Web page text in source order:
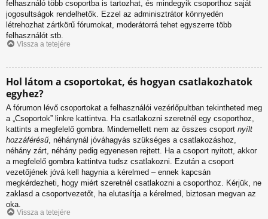
felhasználó több csoportba is tartozhat, és mindegyik csoporthoz saját
jogosultságok rendelhetők. Ezzel az adminisztrátor könnyedén
létrehozhat zártkörű fórumokat, moderátorrá tehet egyszerre több
felhasználót stb.
Vissza a tetejére
Hol látom a csoportokat, és hogyan csatlakozhatok
egyhez?
A fórumon lévő csoportokat a felhasználói vezérlőpultban tekintheted meg
a „Csoportok” linkre kattintva. Ha csatlakozni szeretnél egy csoporthoz,
kattints a megfelelő gombra. Mindemellett nem az összes csoport nyílt
hozzáférésű, néhánynál jóváhagyás szükséges a csatlakozáshoz,
néhány zárt, néhány pedig egyenesen rejtett. Ha a csoport nyitott, akkor
a megfelelő gombra kattintva tudsz csatlakozni. Ezután a csoport
vezetőjének jóvá kell hagynia a kérelmed – ennek kapcsán
megkérdezheti, hogy miért szeretnél csatlakozni a csoporthoz. Kérjük, ne
zaklasd a csoportvezetőt, ha elutasítja a kérelmed, biztosan megvan az
oka.
Vissza a tetejére